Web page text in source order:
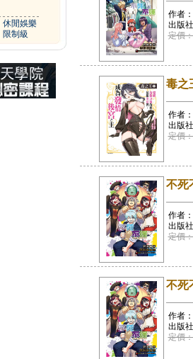
休閒娛樂
限制級
作者：
出版社
定價
毒之
作者：
出版社
定價
不死
作者：
出版社
定價
不死
作者：
出版社
定價